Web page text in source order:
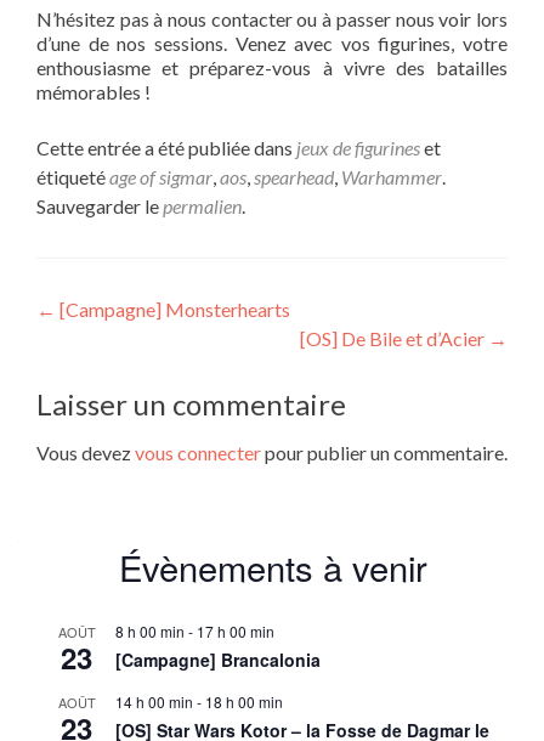
N’hésitez pas à nous contacter ou à passer nous voir lors
d’une de nos sessions. Venez avec vos figurines, votre
enthousiasme et préparez-vous à vivre des batailles
mémorables !
Cette entrée a été publiée dans jeux de figurineset
étiquetéage of sigmar,aos,spearhead, Warhammer.
Sauvegarder lepermalien.
Navigation
l’article
← [Campagne] Monsterhearts
[OS] De Bile et d’Acier →
Laisser un commentaire
Vous devezvous connecterpour publier un commentaire.
Évènements à venir
AOÛT
23
8 h 00 min - 17 h 00 min
[Campagne] Brancalonia
AOÛT
23
14 h 00 min - 18 h 00 min
[OS] Star Wars Kotor – la Fosse de Dagmar le